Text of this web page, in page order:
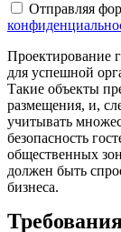
Отправляя
Проектирование
для успешной
Такие объекты
размещения, и,
учитывать
безопасность
общественных
должен быть
бизнеса.